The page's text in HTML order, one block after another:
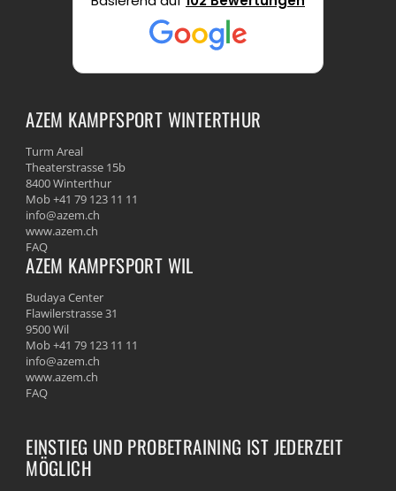
AZEM KAMPFSPORT WINTERTHUR
Turm Areal
Theaterstrasse 15b
8400 Winterthur
Mob +41 79 123 11 11
info@azem.ch
www.azem.ch
FAQ
AZEM KAMPFSPORT WIL
Budaya Center
Flawilerstrasse 31
9500 Wil
Mob +41 79 123 11 11
info@azem.ch
www.azem.ch
FAQ
EINSTIEG UND PROBETRAINING IST JEDERZEIT
MÖGLICH